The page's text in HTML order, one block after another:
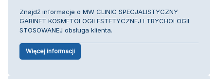
Znajdź informacje o MW CLINIC SPECJALISTYCZNY
GABINET KOSMETOLOGII ESTETYCZNEJ I TRYCHOLOGII
STOSOWANEJ obsługa klienta.
Więcej informacji